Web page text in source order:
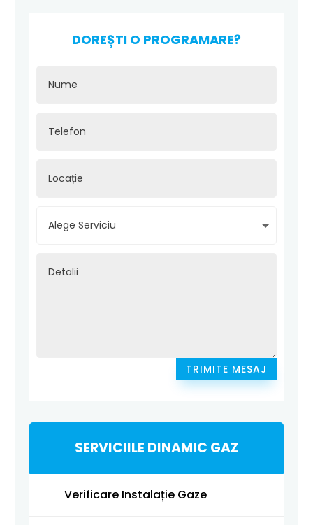
DOREȘTI O PROGRAMARE?
TRIMITE MESAJ
SERVICIILE DINAMIC GAZ
Verificare Instalație Gaze